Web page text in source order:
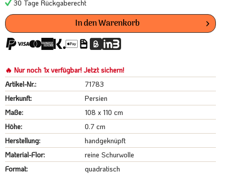
30 Tage Rückgaberecht
In denWarenkorb
🔥 Nur noch 1x verfügbar! Jetzt sichern!
Artikel-Nr.:
71783
Herkunft:
Persien
Maße:
108 x 110 cm
Höhe:
0.7 cm
Herstellung:
handgeknüpft
Material-Flor:
reine Schurwolle
Format:
quadratisch